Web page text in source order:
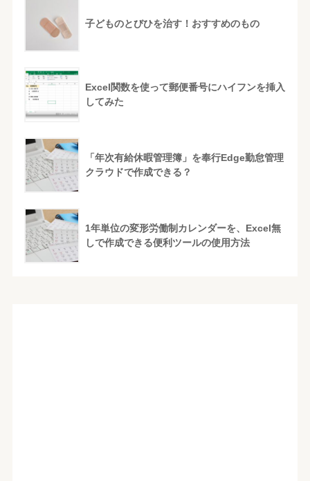
子どものとびひを治す！おすすめのもの
Excel関数を使って郵便番号にハイフンを挿入
してみた
「年次有給休暇管理簿」を奉行Edge勤怠管理
クラウドで作成できる？
1年単位の変形労働制カレンダーを、Excel無
しで作成できる便利ツールの使用方法